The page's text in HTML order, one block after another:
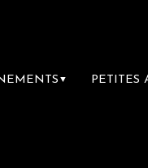
▼ PETITES